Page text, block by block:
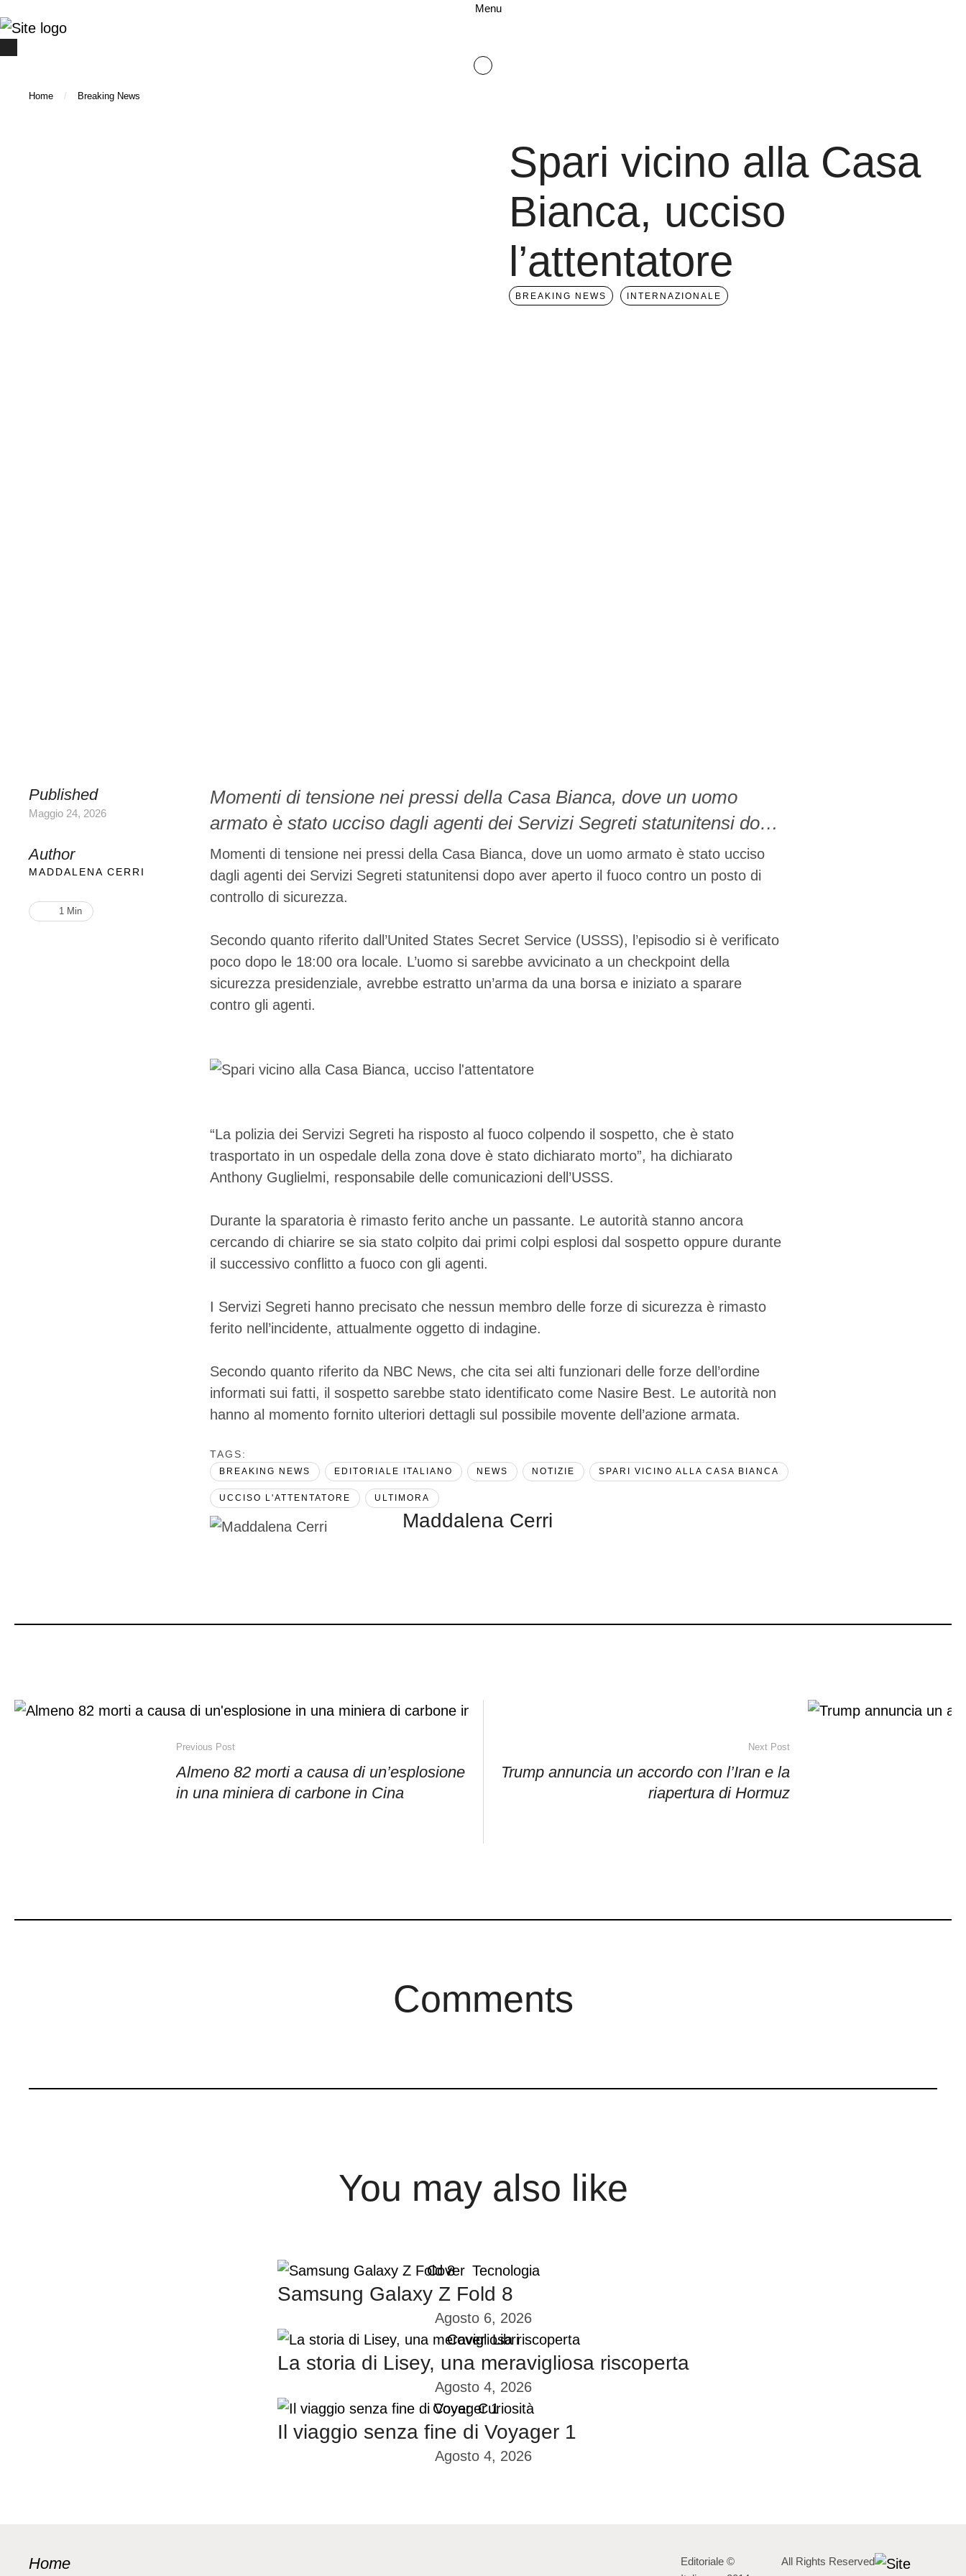
Menu
Home / Breaking News
Spari vicino alla Casa
Bianca, ucciso
l’attentatore
BREAKING NEWS INTERNAZIONALE
Published
Maggio 24, 2026
Author
MADDALENA CERRI
1 Min
Momenti di tensione nei pressi della Casa Bianca, dove un uomo
armato è stato ucciso dagli agenti dei Servizi Segreti statunitensi dopo
aver aperto il fuoco contro un posto di controllo di sicurezza. Secondo
quanto riferito dall'United States Secret Service (USSS), l'episodio si è
verificato poco dopo le 18:00 ora locale. L'uomo si sarebbe avvicinato
Momenti di tensione nei pressi della Casa Bianca, dove un uomo armato è stato ucciso
dagli agenti dei Servizi Segreti statunitensi dopo aver aperto il fuoco contro un posto di
controllo di sicurezza.
Secondo quanto riferito dall’United States Secret Service (USSS), l’episodio si è verificato
poco dopo le 18:00 ora locale. L’uomo si sarebbe avvicinato a un checkpoint della
sicurezza presidenziale, avrebbe estratto un’arma da una borsa e iniziato a sparare
contro gli agenti.
“La polizia dei Servizi Segreti ha risposto al fuoco colpendo il sospetto, che è stato
trasportato in un ospedale della zona dove è stato dichiarato morto”, ha dichiarato
Anthony Guglielmi, responsabile delle comunicazioni dell’USSS.
Durante la sparatoria è rimasto ferito anche un passante. Le autorità stanno ancora
cercando di chiarire se sia stato colpito dai primi colpi esplosi dal sospetto oppure durante
il successivo conflitto a fuoco con gli agenti.
I Servizi Segreti hanno precisato che nessun membro delle forze di sicurezza è rimasto
ferito nell’incidente, attualmente oggetto di indagine.
Secondo quanto riferito da NBC News, che cita sei alti funzionari delle forze dell’ordine
informati sui fatti, il sospetto sarebbe stato identificato come Nasire Best. Le autorità non
hanno al momento fornito ulteriori dettagli sul possibile movente dell’azione armata.
TAGS:
BREAKING NEWS EDITORIALE ITALIANO NEWS NOTIZIE SPARI VICINO ALLA CASA BIANCA
UCCISO L'ATTENTATORE ULTIMORA
Maddalena Cerri
Previous Post
Almeno 82 morti a causa di un’esplosione
in una miniera di carbone in Cina
Next Post
Trump annuncia un accordo con l’Iran e la
riapertura di Hormuz
Comments
You may also like
Cover Tecnologia
Samsung Galaxy Z Fold 8
Agosto 6, 2026
Cover Libri
La storia di Lisey, una meravigliosa riscoperta
Agosto 4, 2026
Cover Curiosità
Il viaggio senza fine di Voyager 1
Agosto 4, 2026
Home
Editoriale ©
All Rights Reserved